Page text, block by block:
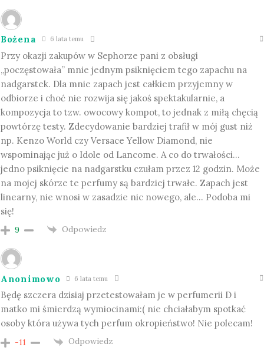
Bożena 6 lata temu
Przy okazji zakupów w Sephorze pani z obsługi
„poczęstowała” mnie jednym psiknięciem tego zapachu na
nadgarstek. Dla mnie zapach jest całkiem przyjemny w
odbiorze i choć nie rozwija się jakoś spektakularnie, a
kompozycja to tzw. owocowy kompot, to jednak z miłą chęcią
powtórzę testy. Zdecydowanie bardziej trafił w mój gust niż
np. Kenzo World czy Versace Yellow Diamond, nie
wspominając już o Idole od Lancome. A co do trwałości…
jedno psiknięcie na nadgarstku czułam przez 12 godzin. Może
na mojej skórze te perfumy są bardziej trwałe. Zapach jest
linearny, nie wnosi w zasadzie nic nowego, ale… Podoba mi
się!
9 Odpowiedz
Anonimowo 6 lata temu
Będę szczera dzisiaj przetestowałam je w perfumerii D i
matko mi śmierdzą wymiocinami:( nie chciałabym spotkać
osoby która używa tych perfum okropieństwo! Nie polecam!
-11 Odpowiedz